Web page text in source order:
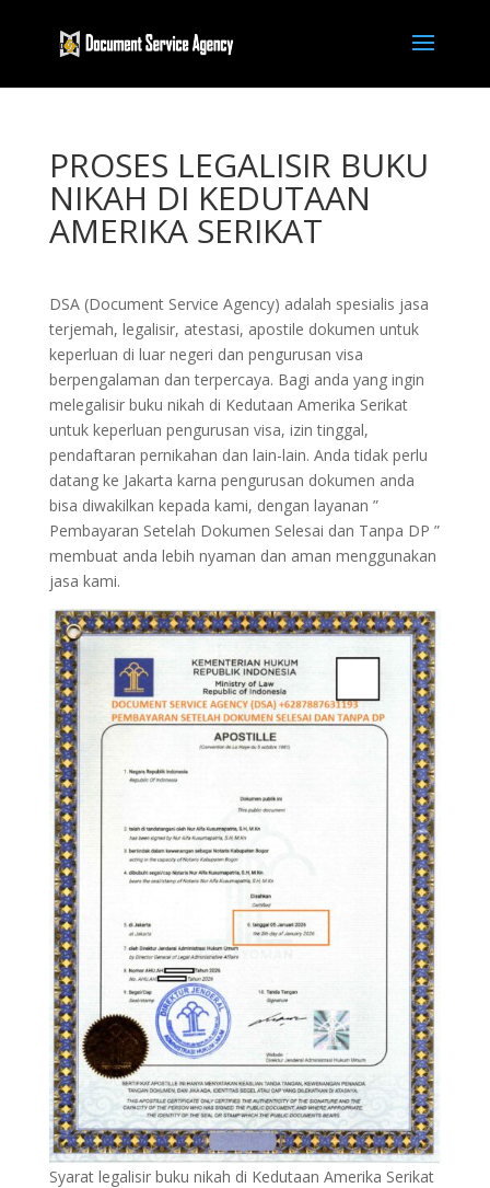
PROSES LEGALISIR BUKU
NIKAH DI KEDUTAAN
AMERIKA SERIKAT
DSA (Document Service Agency) adalah spesialis jasa
terjemah, legalisir, atestasi, apostile dokumen untuk
keperluan di luar negeri dan pengurusan visa
berpengalaman dan terpercaya. Bagi anda yang ingin
melegalisir buku nikah di Kedutaan Amerika Serikat
untuk keperluan pengurusan visa, izin tinggal,
pendaftaran pernikahan dan lain-lain. Anda tidak perlu
datang ke Jakarta karna pengurusan dokumen anda
bisa diwakilkan kepada kami, dengan layanan ”
Pembayaran Setelah Dokumen Selesai dan Tanpa DP ”
membuat anda lebih nyaman dan aman menggunakan
jasa kami.
Syarat legalisir buku nikah di Kedutaan Amerika Serikat